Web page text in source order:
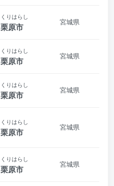
くりはらし
栗原市
宮城県
くりはらし
栗原市
宮城県
くりはらし
栗原市
宮城県
くりはらし
栗原市
宮城県
くりはらし
栗原市
宮城県